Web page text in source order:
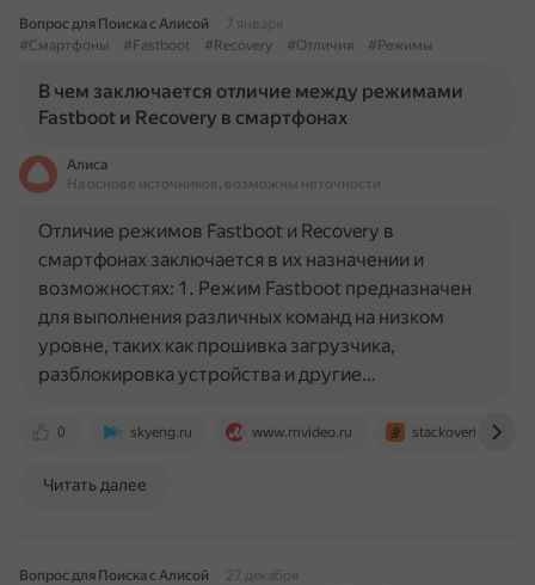
Вопрос для Поиска с Алисой
7 января
#Смартфоны
#Fastboot #Recovery #Отличия #Режимы
В чем заключается отличие между режимами
Fastboot и Recovery в смартфонах
Алиса
На основе источников, возможны неточности
0 skyeng.ru www.mvideo.ru stackoverflow.com
Отличие режимов Fastboot и Recovery в
смартфонах заключается в их назначении и
возможностях: 1. Режим Fastboot предназначен
для выполнения различных команд на низком
уровне, таких как прошивка загрузчика,
разблокировка устройства и другие…
Читать далее
Вопрос для Поиска с Алисой
27 декабря